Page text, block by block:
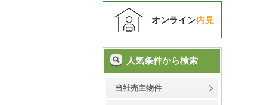
オンライン内見
人気条件から検索
当社売主物件